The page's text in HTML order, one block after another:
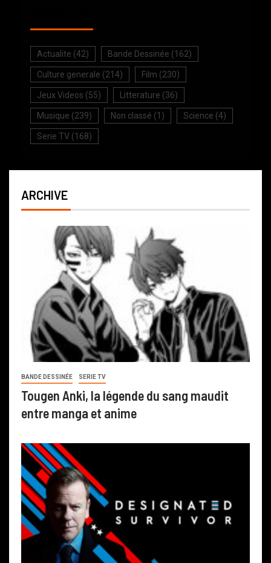
Actualite (42) Bande Dessinée (162)
Culture generale (214) Film (230)
Jeux Videos (55) Litterature (36)
Musique (239) Non classé (1) Science (4)
Serie TV (168)
ARCHIVE
BANDE DESSINÉE SERIE TV
Tougen Anki, la légende du sang maudit
entre manga et anime